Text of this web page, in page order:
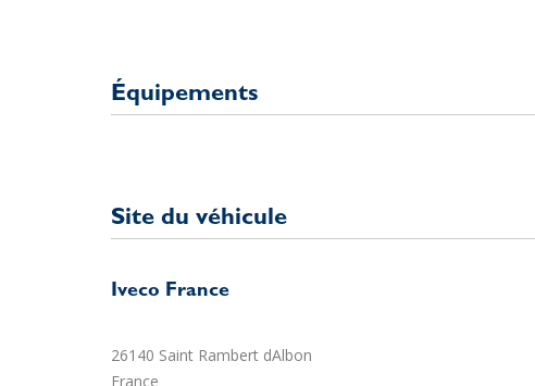
Équipements
Site du véhicule
Iveco France
26140 Saint Rambert dAlbon
France